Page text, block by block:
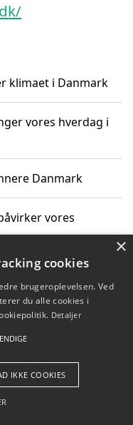
klimaet i Danmark
vores hverdag i
Danmark
vores
danske unges
×
cookies
brugeroplevelsen. Ved
du alle cookies i
Detaljer
IKKE COOKIES